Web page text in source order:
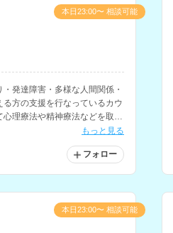
発達障害・多様な人間関係・
方の支援を行なっているカウ
理療法や精神療法などを取り
や医療従事者への相談経験もお
もっと見る
フォロー
本日23:00〜 相談可能
本日23:00〜 相談可能